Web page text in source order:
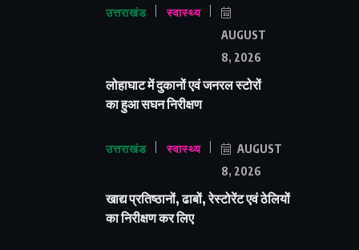
उत्तराखंड स्वास्थ्य
AUGUST
8, 2026
लोहाघाट में दुकानों एवं जनरल स्टोरों
का हुआ सघन निरीक्षण
उत्तराखंड स्वास्थ्य
AUGUST
8, 2026
खाद्य प्रतिष्ठानों, ढाबों, रेस्टोरेंट एवं ठेलियों
का निरीक्षण कर लिए